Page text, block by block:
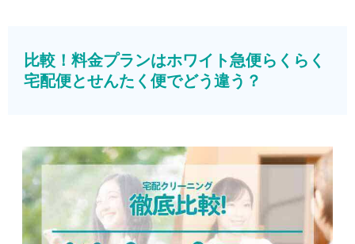
比較！料金プランはホワイト急便らくらく
宅配便とせんたく便でどう違う？